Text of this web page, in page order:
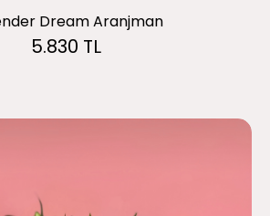
Dream Aranjman
5.830 TL